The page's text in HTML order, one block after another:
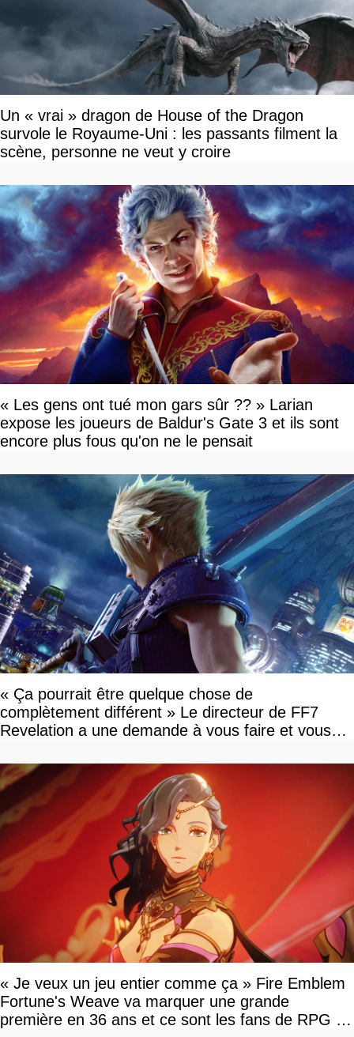
Un « vrai » dragon de House of the Dragon
survole le Royaume-Uni : les passants filment la
scène, personne ne veut y croire
« Les gens ont tué mon gars sûr ?? » Larian
expose les joueurs de Baldur's Gate 3 et ils sont
encore plus fous qu'on ne le pensait
« Ça pourrait être quelque chose de
complètement différent » Le directeur de FF7
Revelation a une demande à vous faire et vous
« Je veux un jeu entier comme ça » Fire Emblem
Fortune's Weave va marquer une grande
première en 36 ans et ce sont les fans de RPG en